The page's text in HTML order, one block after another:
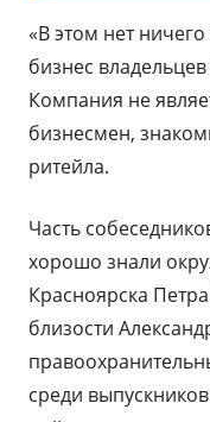
новом
окне
«В этом нет
бизнес
Компания не
бизнесмен,
ритейла.
Часть
хорошо знали
Красноярска
близости
среди